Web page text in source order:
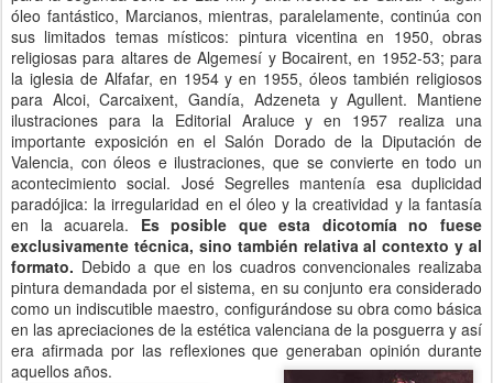
óleo fantástico, Marcianos, mientras, paralelamente, continúa con
sus limitados temas místicos: pintura vicentina en 1950, obras
religiosas para altares de Algemesí y Bocairent, en 1952-53; para
la iglesia de Alfafar, en 1954 y en 1955, óleos también religiosos
para Alcoi, Carcaixent, Gandía, Adzeneta y Agullent. Mantiene
ilustraciones para la Editorial Araluce y en 1957 realiza una
importante exposición en el Salón Dorado de la Diputación de
Valencia, con óleos e ilustraciones, que se convierte en todo un
acontecimiento social. José Segrelles mantenía esa duplicidad
paradójica: la irregularidad en el óleo y la creatividad y la fantasía
en la acuarela. Es posible que esta dicotomía no fuese
exclusivamente técnica, sino también relativa al contexto y al
formato. Debido a que en los cuadros convencionales realizaba
pintura demandada por el sistema, en su conjunto era considerado
como un indiscutible maestro, configurándose su obra como básica
en las apreciaciones de la estética valenciana de la posguerra y así
era afirmada por las reflexiones que generaban opinión durante
aquellos años.